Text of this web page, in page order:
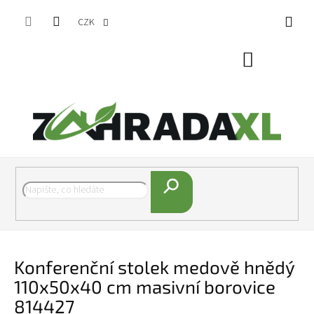
CZK
Hledat
Konferenční stolek medově hnědý
110x50x40 cm masivní borovice
814427